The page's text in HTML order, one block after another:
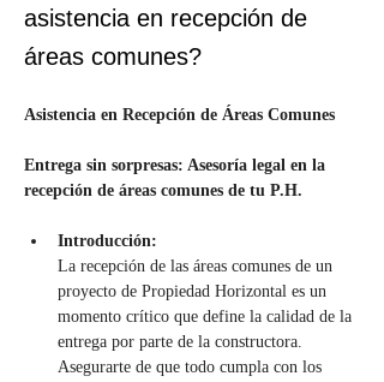
asistencia en recepción de
áreas comunes?
Asistencia en Recepción de Áreas Comunes
Entrega sin sorpresas: Asesoría legal en la
recepción de áreas comunes de tu P.H.
Introducción:
La recepción de las áreas comunes de un
proyecto de Propiedad Horizontal es un
momento crítico que define la calidad de la
entrega por parte de la constructora.
Asegurarte de que todo cumpla con los